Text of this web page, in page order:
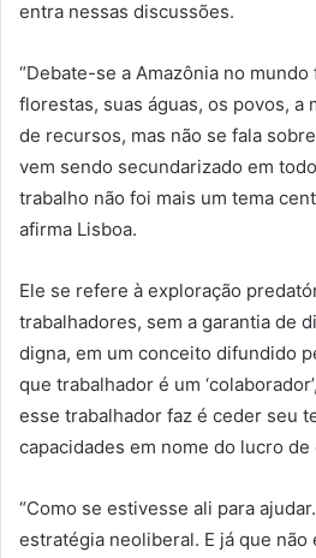
entra nessas discussões.
“Debate-se a Amazônia no
florestas, suas águas, os povos, a
de recursos, mas não se fala
vem sendo secundarizado em
trabalho não foi mais um tema
afirma Lisboa.
Ele se refere à exploração
trabalhadores, sem a garantia de
digna, em um conceito difundido
que trabalhador é um
esse trabalhador faz é ceder seu
capacidades em nome do lucro de
“Como se estivesse ali para
estratégia neoliberal. E já que não